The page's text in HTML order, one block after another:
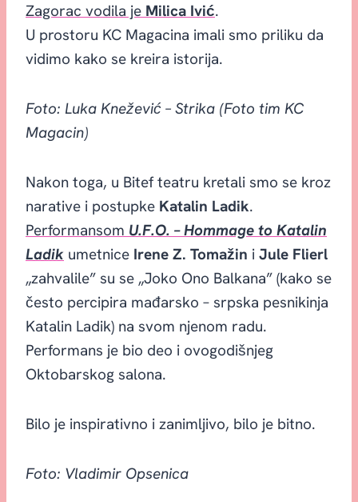
Zagorac vodila je Milica Ivić.
U prostoru KC Magacina imali smo priliku da
vidimo kako se kreira istorija.
Foto: Luka Knežević – Strika (Foto tim KC
Magacin)
Nakon toga, u Bitef teatru kretali smo se kroz
narative i postupke Katalin Ladik.
Performansom U.F.O. – Hommage to Katalin
Ladik umetnice Irene Z. Tomažin i Jule Flierl
„zahvalile” su se „Joko Ono Balkana” (kako se
često percipira mađarsko – srpska pesnikinja
Katalin Ladik) na svom njenom radu.
Performans je bio deo i ovogodišnjeg
Oktobarskog salona.
Bilo je inspirativno i zanimljivo, bilo je bitno.
Foto: Vladimir Opsenica